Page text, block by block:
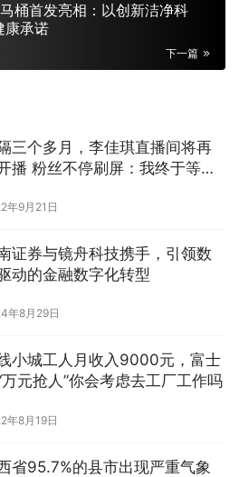
桶首发亮相：以创新洁净科
康承诺
下一篇
三个多月，李佳琪直播间将再
播 粉丝不停刷屏：我终于等到
年9月21日
证券与镜舟科技携手，引领数
动的金融数字化转型
年8月29日
小城工人月收入9000元，富士
万元抢人”你会考虑去工厂工作吗
年8月19日
省95.7%的县市出现严重气象